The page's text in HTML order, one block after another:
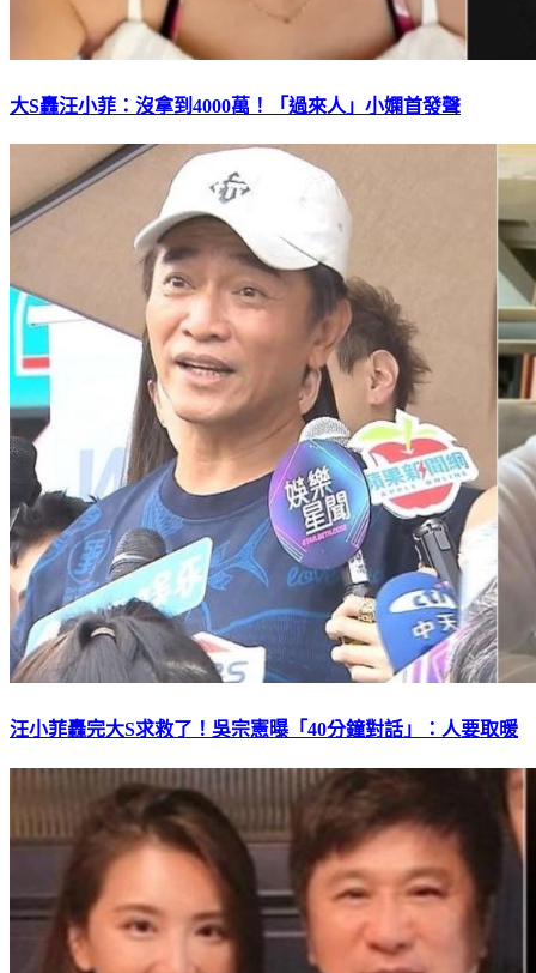
大S轟汪小菲：沒拿到4000萬！「過來人」小嫻首發聲
汪小菲轟完大S求救了！吳宗憲曝「40分鐘對話」：人要取暖